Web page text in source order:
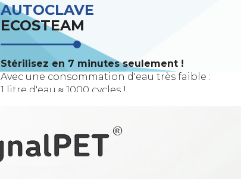
AUTOCLAVE
ECOSTEAM
Stérilisez en 7 minutes seulement !
Avec une consommation d'eau très faible :
1 litre d'eau ≈ 1000 cycles !